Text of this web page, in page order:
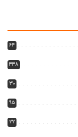
۶۴
۳۳۸
۳۰
۹۵
۳۲